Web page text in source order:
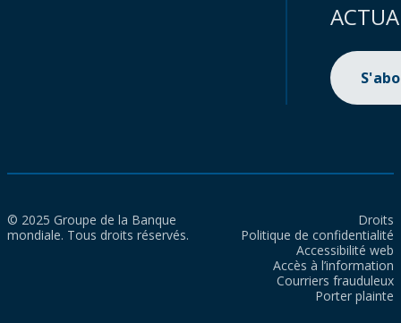
© 2025 Groupe de la Banque
mondiale. Tous droits réservés.
Droits
Politique de confidentialité
Accessibilité web
Accès à l’information
Courriers frauduleux
Porter plainte